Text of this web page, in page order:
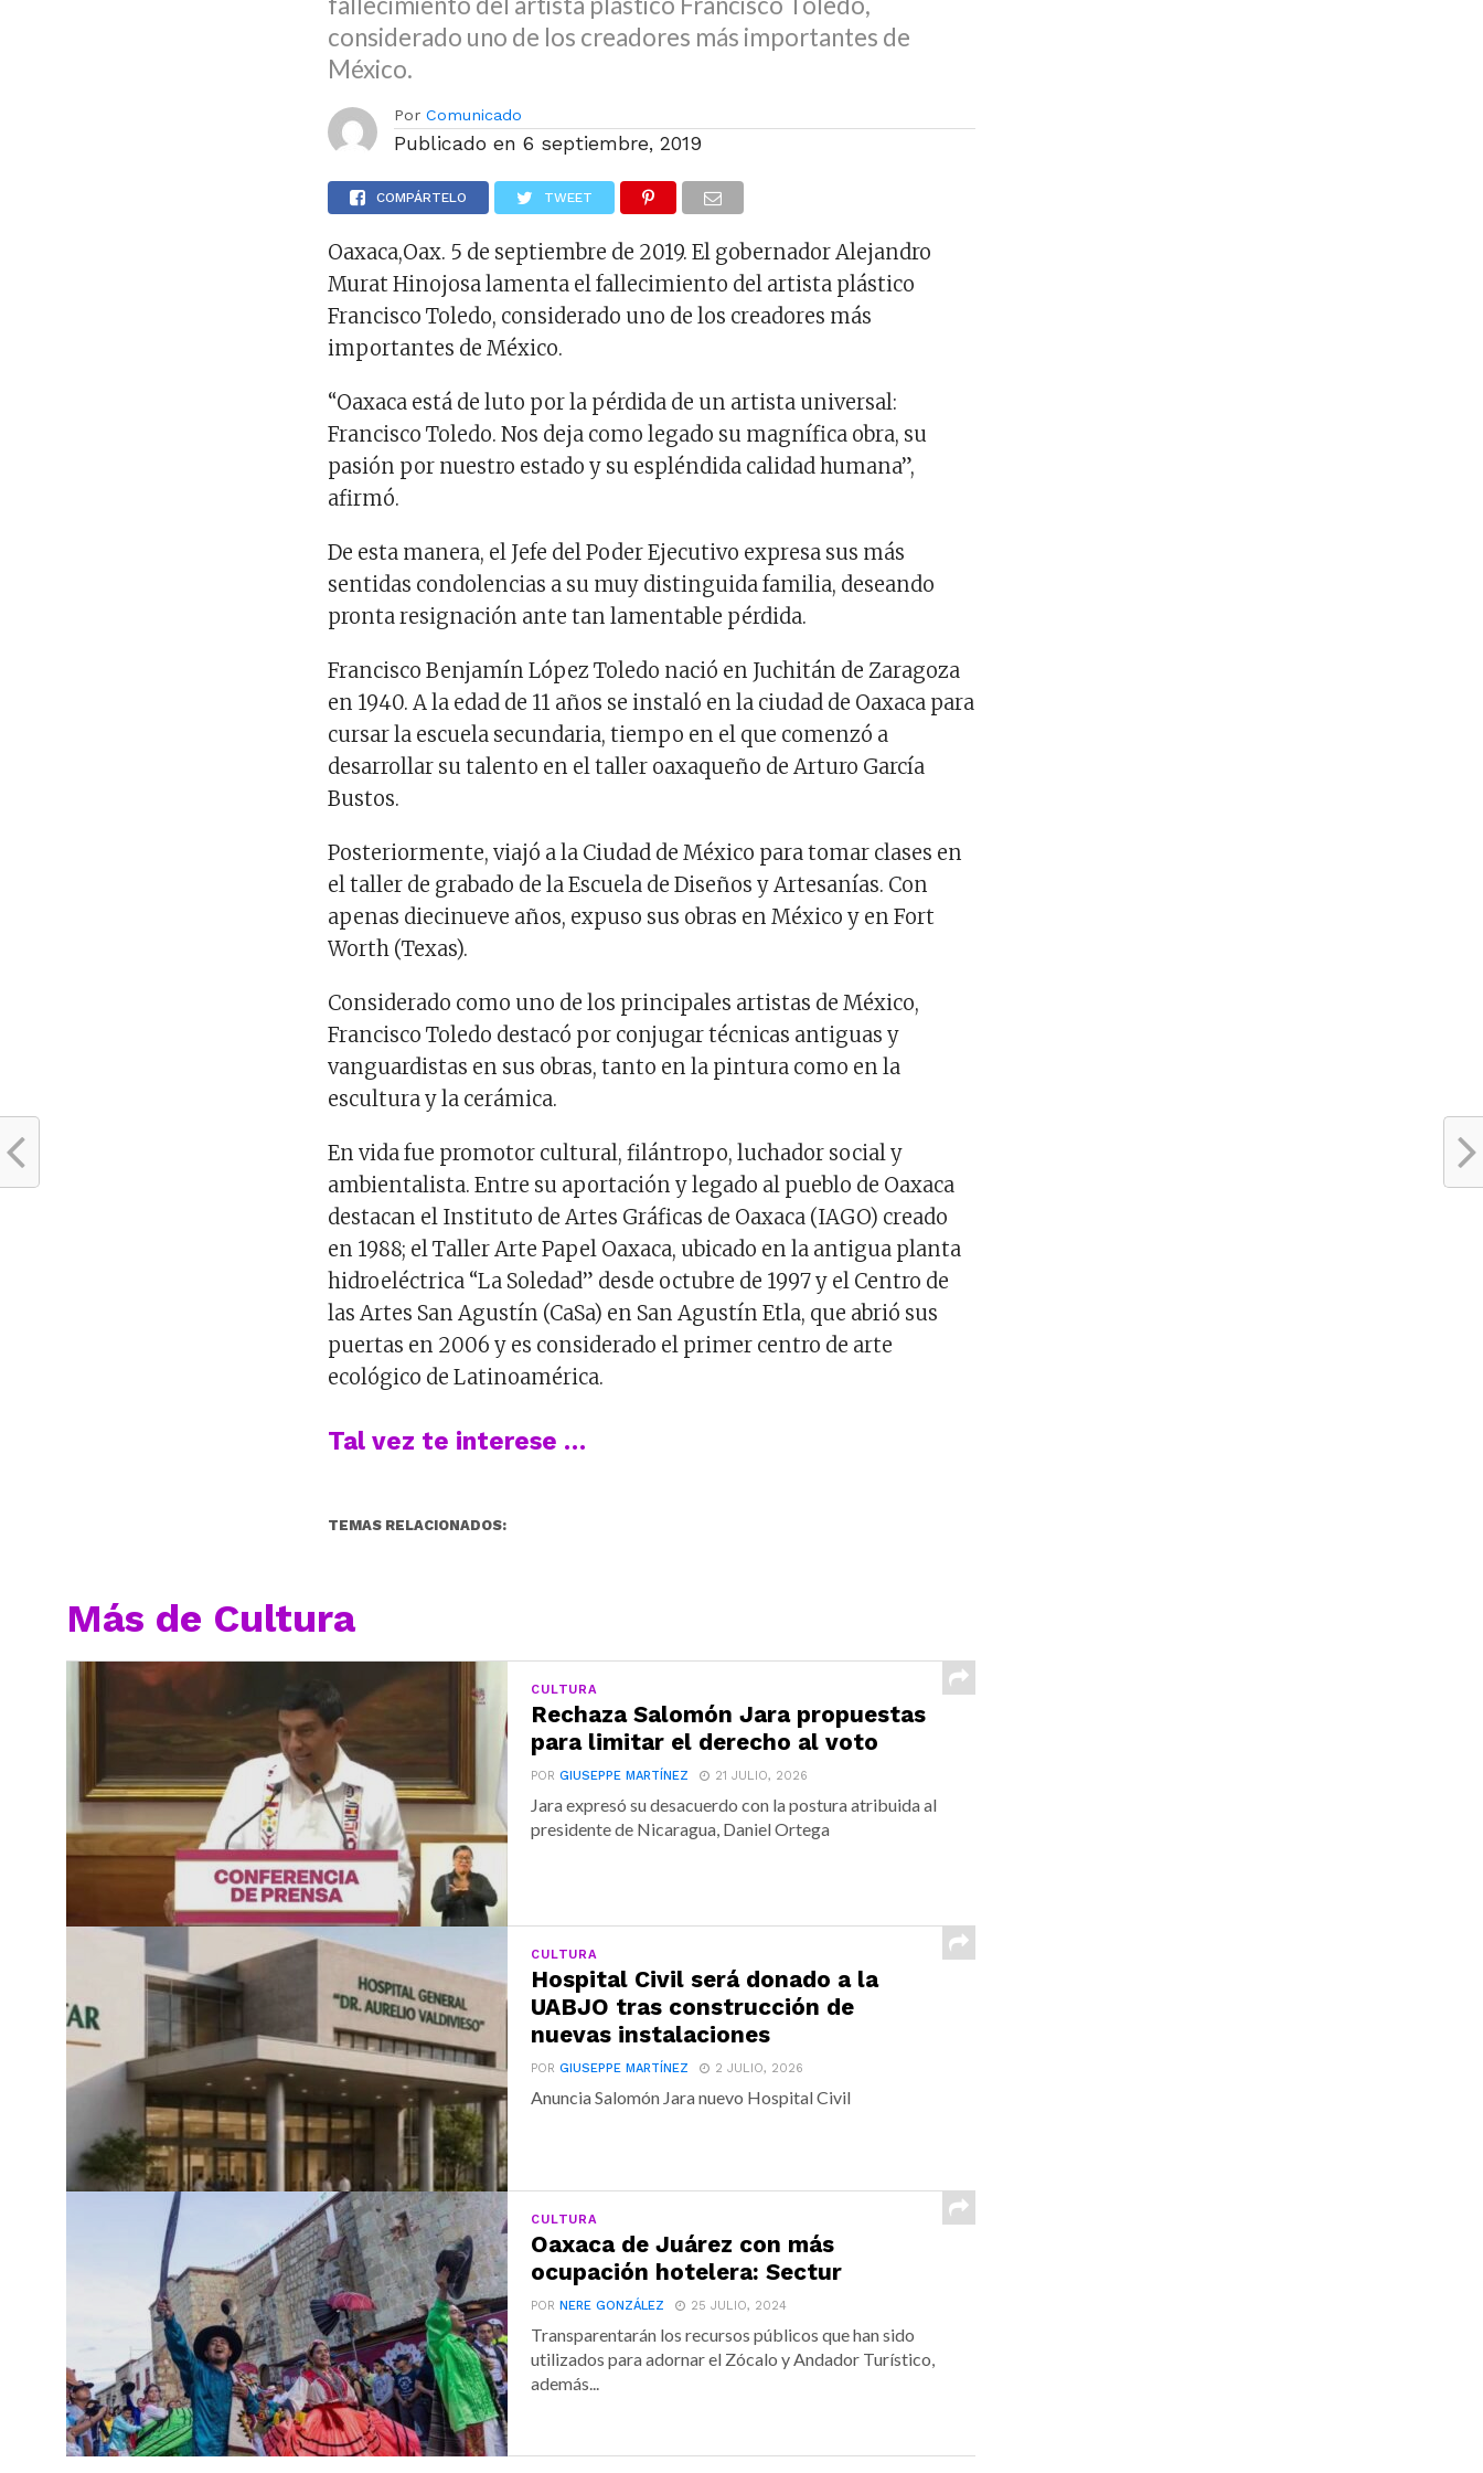
considerado uno de los creadores más importantes de
México.
Por Comunicado
Publicado en 6 septiembre, 2019
COMPÁRTELO TWEET
Oaxaca,Oax. 5 de septiembre de 2019. El gobernador Alejandro
Murat Hinojosa lamenta el fallecimiento del artista plástico
Francisco Toledo, considerado uno de los creadores más
importantes de México.
“Oaxaca está de luto por la pérdida de un artista universal:
Francisco Toledo. Nos deja como legado su magnífica obra, su
pasión por nuestro estado y su espléndida calidad humana”,
afirmó.
De esta manera, el Jefe del Poder Ejecutivo expresa sus más
sentidas condolencias a su muy distinguida familia, deseando
pronta resignación ante tan lamentable pérdida.
Francisco Benjamín López Toledo nació en Juchitán de Zaragoza
en 1940. A la edad de 11 años se instaló en la ciudad de Oaxaca para
cursar la escuela secundaria, tiempo en el que comenzó a
desarrollar su talento en el taller oaxaqueño de Arturo García
Bustos.
Posteriormente, viajó a la Ciudad de México para tomar clases en
el taller de grabado de la Escuela de Diseños y Artesanías. Con
apenas diecinueve años, expuso sus obras en México y en Fort
Worth (Texas).
Considerado como uno de los principales artistas de México,
Francisco Toledo destacó por conjugar técnicas antiguas y
vanguardistas en sus obras, tanto en la pintura como en la
escultura y la cerámica.
En vida fue promotor cultural, filántropo, luchador social y
ambientalista. Entre su aportación y legado al pueblo de Oaxaca
destacan el Instituto de Artes Gráficas de Oaxaca (IAGO) creado
en 1988; el Taller Arte Papel Oaxaca, ubicado en la antigua planta
hidroeléctrica “La Soledad” desde octubre de 1997 y el Centro de
las Artes San Agustín (CaSa) en San Agustín Etla, que abrió sus
puertas en 2006 y es considerado el primer centro de arte
ecológico de Latinoamérica.
Tal vez te interese …
TEMAS RELACIONADOS:
Más de Cultura
CULTURA
Rechaza Salomón Jara propuestas
para limitar el derecho al voto
PORGIUSEPPE MARTÍNEZ 21 JULIO, 2026
Jara expresó su desacuerdo con la postura atribuida al
presidente de Nicaragua, Daniel Ortega
CULTURA
Hospital Civil será donado a la
UABJO tras construcción de
nuevas instalaciones
PORGIUSEPPE MARTÍNEZ 2 JULIO, 2026
Anuncia Salomón Jara nuevo Hospital Civil
CULTURA
Oaxaca de Juárez con más
ocupación hotelera: Sectur
PORNERE GONZÁLEZ 25 JULIO, 2024
Transparentarán los recursos públicos que han sido
utilizados para adornar el Zócalo y Andador Turístico,
además...